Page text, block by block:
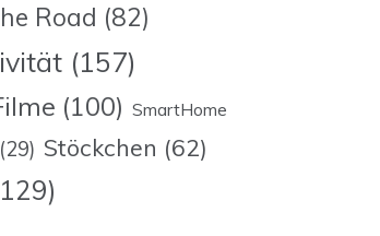
Road (82)
(157)
(100) SmartHome
(29) Stöckchen (62)